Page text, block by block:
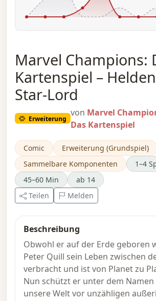
Marvel Champions:
Kartenspiel –
Star-Lord
Erweiterung
von Marvel
Das Kartenspiel
Comic Erweiterung (Grundspiel)
Sammelbare Komponenten
1–4
45–60 Min
ab 14
Teilen
Melden
Beschreibung
Obwohl er auf der Erde geboren
Peter Quill sein Leben zwischen
verbracht und ist von Planet zu
Nun schützt er unter dem Namen
unsere Welt vor unzähligen